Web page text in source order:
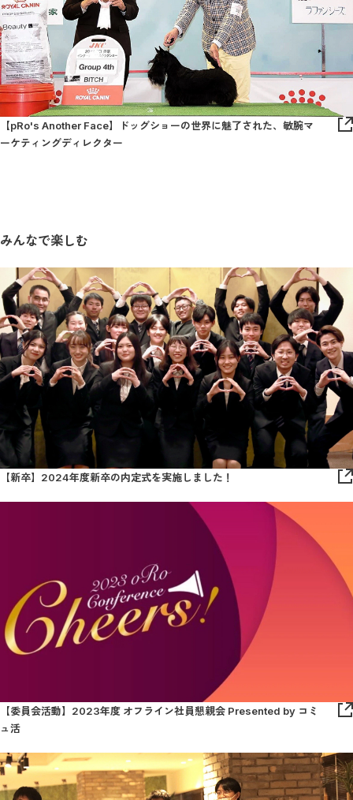
【pRo's Another Face】ドッグショーの世界に魅了された、敏腕マ
ーケティングディレクター
みんなで楽しむ
【新卒】2024年度新卒の内定式を実施しました！
【委員会活動】2023年度 オフライン社員懇親会 Presented by コミ
ュ活